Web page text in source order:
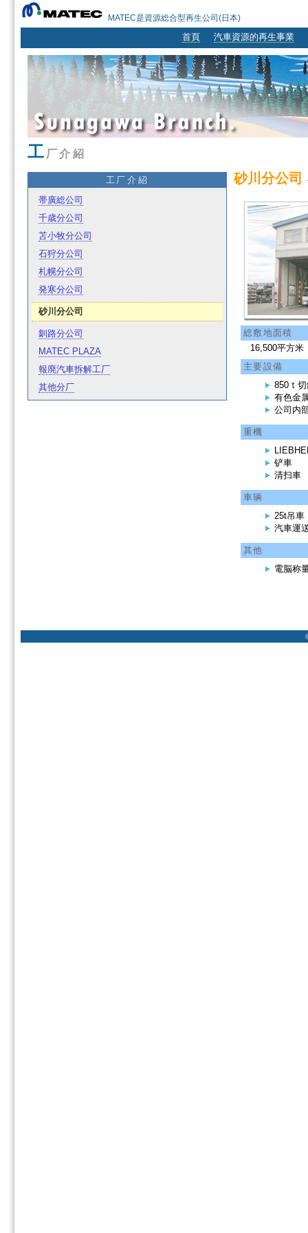
MATEC是資源総合型再生公司(日本)
首頁 汽車資源的再生事業
工 厂介紹
工厂介紹
帯廣総公司
千歳分公司
苫小牧分公司
石狩分公司
札幌分公司
発寒分公司
砂川分公司
釧路分公司
MATEC PLAZA
報廃汽車拆解工厂
其他分厂
砂川分公司
総敷地面積
16,500平方米
主要設備
850ｔ
有色金
公司内
重機
铲車
清扫車
車辆
25t吊車
汽車運
其他
電脳称